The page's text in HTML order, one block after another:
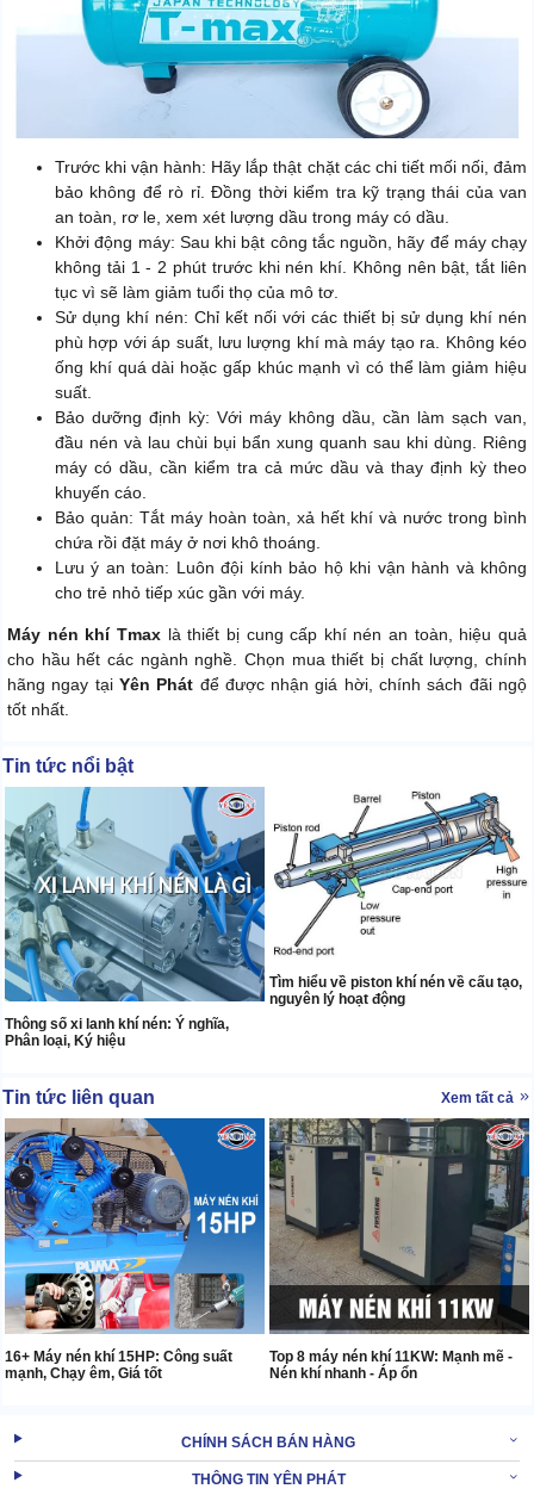
Trước khi vận hành: Hãy lắp thật chặt các chi tiết mối nối, đảm
bảo không để rò rỉ. Đồng thời kiểm tra kỹ trạng thái của van
an toàn, rơ le, xem xét lượng dầu trong máy có dầu.
Khởi động máy: Sau khi bật công tắc nguồn, hãy để máy chạy
không tải 1 - 2 phút trước khi nén khí. Không nên bật, tắt liên
tục vì sẽ làm giảm tuổi thọ của mô tơ.
Sử dụng khí nén: Chỉ kết nối với các thiết bị sử dụng khí nén
phù hợp với áp suất, lưu lượng khí mà máy tạo ra. Không kéo
ống khí quá dài hoặc gấp khúc mạnh vì có thể làm giảm hiệu
suất.
Bảo dưỡng định kỳ: Với máy không dầu, cần làm sạch van,
đầu nén và lau chùi bụi bẩn xung quanh sau khi dùng. Riêng
máy có dầu, cần kiểm tra cả mức dầu và thay định kỳ theo
khuyến cáo.
Bảo quản: Tắt máy hoàn toàn, xả hết khí và nước trong bình
chứa rồi đặt máy ở nơi khô thoáng.
Lưu ý an toàn: Luôn đội kính bảo hộ khi vận hành và không
cho trẻ nhỏ tiếp xúc gần với máy.
Máy nén khí Tmaxlà thiết bị cung cấp khí nén an toàn, hiệu quả
cho hầu hết các ngành nghề. Chọn mua thiết bị chất lượng, chính
hãng ngay tại Yên Phát để được nhận giá hời, chính sách đãi ngộ
tốt nhất.
Tin tức nổi bật
Thông số xi lanh khí nén: Ý nghĩa,
Phân loại, Ký hiệu
Tìm hiểu về piston khí nén về cấu tạo,
nguyên lý hoạt động
Tin tức liên quan Xem tất cả
16+ Máy nén khí 15HP: Công suất
mạnh, Chạy êm, Giá tốt
Top 8 máy nén khí 11KW: Mạnh mẽ -
Nén khí nhanh - Áp ổn
CHÍNH SÁCH BÁN HÀNG
THÔNG TIN YÊN PHÁT